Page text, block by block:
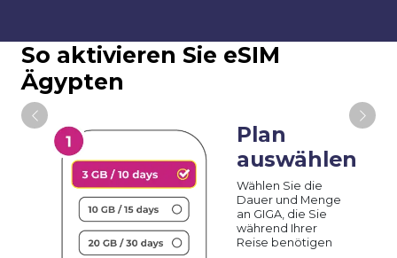
So aktivieren Sie eSIM
Ägypten
Plan
auswählen
Wählen Sie die
Dauer und Menge
an GIGA, die Sie
während Ihrer
Reise benötigen